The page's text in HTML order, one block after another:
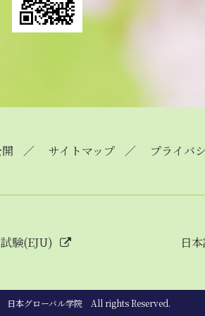
サイトマップ プライバ
験(EJU) 日
本グローバル学院 All rights Reserved.